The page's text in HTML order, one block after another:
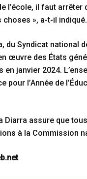
l’école, il faut
», a-t-il indiqué.
du Syndicat national
œuvre des États
janvier 2024.
pour l’Année de
Diarra assure que
à la Commission